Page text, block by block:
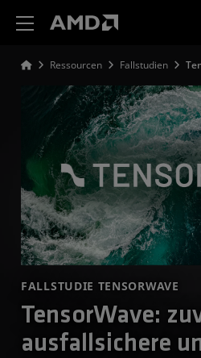
Ressourcen Fallstudien
FALLSTUDIE TENSORWAVE
TensorWave:
ausfallsichere